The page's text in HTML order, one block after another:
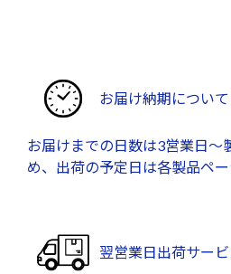
お届け納期について
お届けまでの日数は3営業日～
め、出荷の予定日は各製品ペー
翌営業日出荷サービ